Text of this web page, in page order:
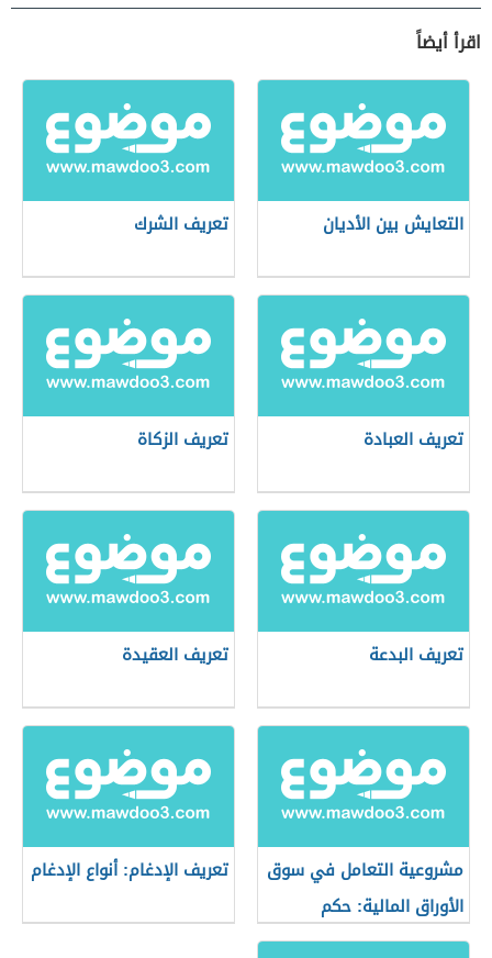
اقرأ أيضاً
التعايش بين الأديان تعريف الشرك
تعريف العبادة تعريف الزكاة
تعريف البدعة تعريف العقيدة
مشروعية التعامل في سوق
الأوراق المالية: حكم
التعامل في البورصة
تعريف الإدغام: أنواع الإدغام